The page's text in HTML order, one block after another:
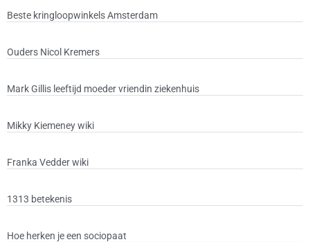
Beste kringloopwinkels Amsterdam
Ouders Nicol Kremers
Mark Gillis leeftijd moeder vriendin ziekenhuis
Mikky Kiemeney wiki
Franka Vedder wiki
1313 betekenis
Hoe herken je een sociopaat